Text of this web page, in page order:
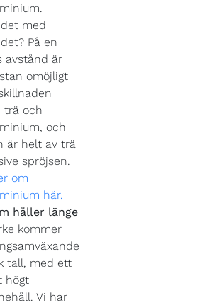
med
På en
avstånd är
omöjligt
trä och
och
är helt av trä
spröjsen.
om
här.
håller länge
kommer
tall, med ett
högt
Vi har